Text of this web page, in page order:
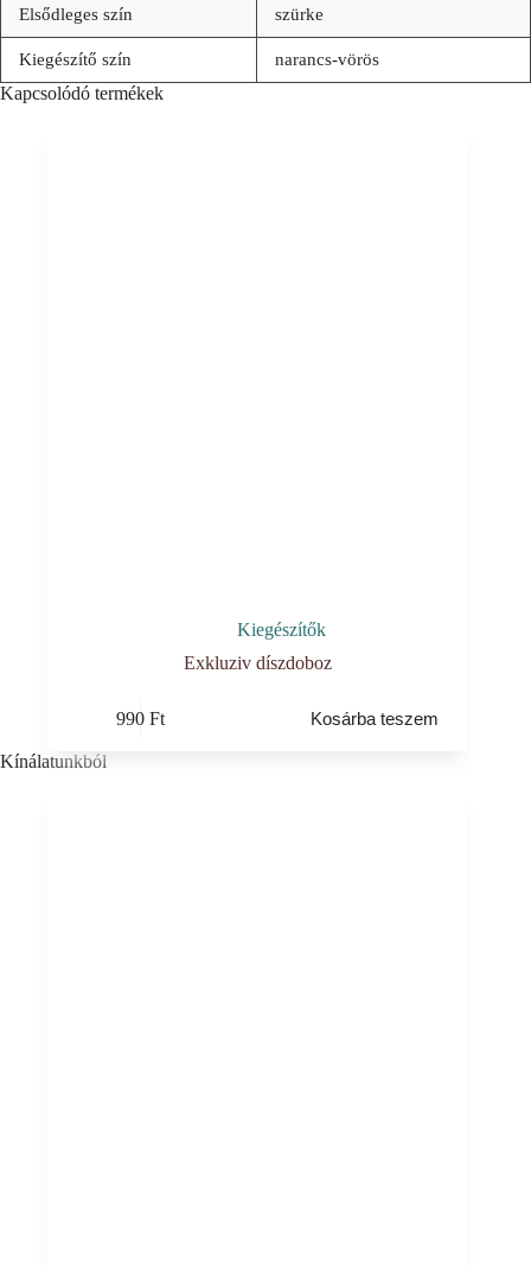
Elsődleges szín szürke
Kiegészítő szín narancs-vörös
Kapcsolódó termékek
Kiegészítők
Exkluziv díszdoboz
990Ft Kosárba teszem
Kínálatunkból